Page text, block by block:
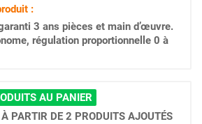
:
3 ans pièces et main d’œuvre.
régulation proportionnelle 0 à
AU PANIER
PARTIR DE 2 PRODUITS AJOUTÉS